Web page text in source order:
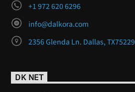
+1 972 620 6296
info@dalkora.com
2356 Glenda Ln. Dallas, TX75229
DK NET